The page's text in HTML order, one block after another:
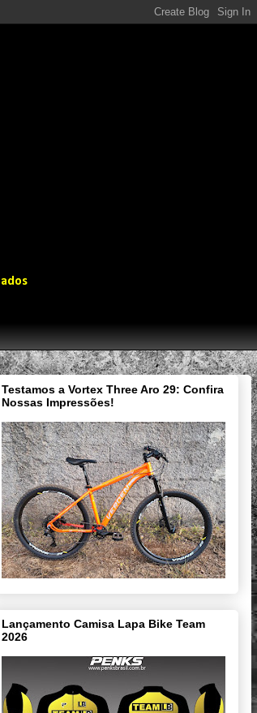
Testamos a Vortex Three Aro 29: Confira
Nossas Impressões!
Lançamento Camisa Lapa Bike Team
2026